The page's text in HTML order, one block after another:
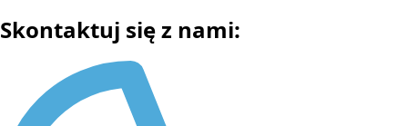
Skontaktuj się z nami: